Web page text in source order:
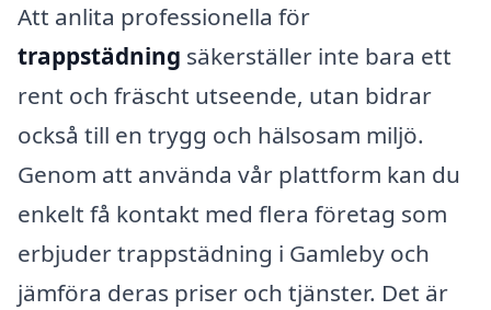
Att anlita professionella för
trappstädning säkerställer inte bara ett
rent och fräscht utseende, utan bidrar
också till en trygg och hälsosam miljö.
Genom att använda vår plattform kan du
enkelt få kontakt med flera företag som
erbjuder trappstädning i Gamleby och
jämföra deras priser och tjänster. Det är